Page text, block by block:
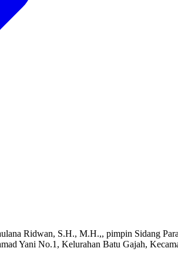
Ridwan, S.H., M.H.,, pimpin Sidang
Yani No.1, Kelurahan Batu Gajah,